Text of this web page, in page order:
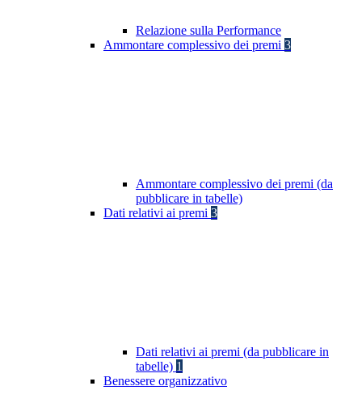
Relazione sulla Performance
Ammontare complessivo dei premi 3
Ammontare complessivo dei premi (da
pubblicare in tabelle)
Dati relativi ai premi 3
Dati relativi ai premi (da pubblicare in
tabelle) 1
Benessere organizzativo